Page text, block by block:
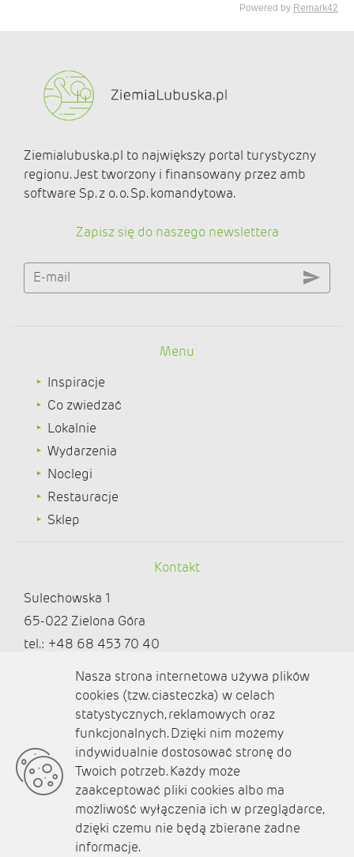
Ziemialubuska.pl to największy portal turystyczny
regionu. Jest tworzony i finansowany przez amb
software Sp. z o. o. Sp. komandytowa.
Zapisz się do naszego newslettera
E-mail
Menu
Inspiracje
Co zwiedzać
Lokalnie
Wydarzenia
Noclegi
Restauracje
Sklep
Kontakt
Sulechowska 1
65-022 Zielona Góra
tel.: +48 68 453 70 40
redakcja@ziemialubuska.pl |
marketing@ziemialubuska.pl
Media społecznościowe
O nas
Nasza strona internetowa używa plików
cookies (tzw. ciasteczka) w celach
statystycznych, reklamowych oraz
funkcjonalnych. Dzięki nim możemy
indywidualnie dostosować stronę do
Twoich potrzeb. Każdy może
zaakceptować pliki cookies albo ma
możliwość wyłączenia ich w przeglądarce,
dzięki czemu nie będą zbierane żadne
informacje.